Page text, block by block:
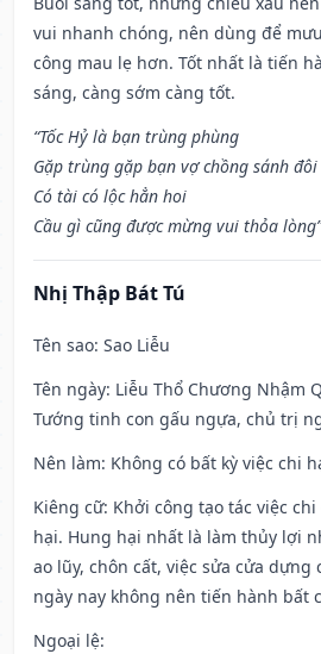
vui nhanh chóng, nên dùng để
công mau lẹ hơn. Tốt nhất là tiến
sáng, càng sớm càng tốt.
“Tốc Hỷ là bạn trùng phùng
Gặp trùng gặp bạn vợ chồng sánh đôi
Có tài có lộc hẳn hoi
Cầu gì cũng được mừng vui thỏa lòng”
Nhị Thập Bát Tú
Tên sao: Sao Liễu
Tên ngày: Liễu Thổ Chương Nhậm
Tướng tinh con gấu ngựa, chủ trị
Nên làm: Không có bất kỳ việc chi
Kiêng cữ: Khởi công tạo tác việc
hại. Hung hại nhất là làm thủy lợi
ao lũy, chôn cất, việc sửa cửa dựng
ngày nay không nên tiến hành bất
Ngoại lệ: